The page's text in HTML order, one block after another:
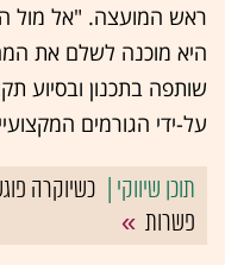
ראש המועצה. "אל מול
היא מוכנה לשלם את
שותפה בתכנון ובסיוע
על-ידי הגורמים
כשיוקרה
פשרות